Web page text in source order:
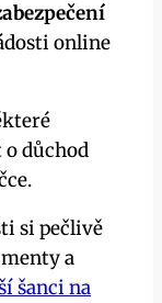
online
důchod
si pečlivě
a
šanci na